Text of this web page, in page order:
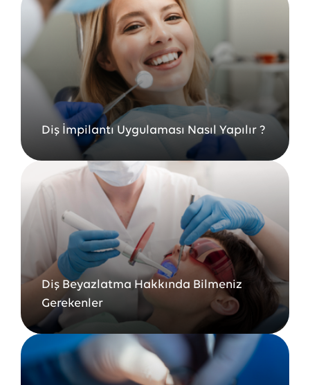
Diş Beyazlatma Hakkında Bilmeniz
Gerekenler
Diş İmpilantı Uygulaması Nasıl Yapılır ?